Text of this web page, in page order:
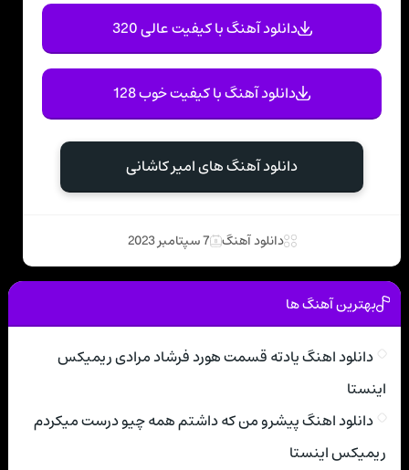
دانلود آهنگ با کیفیت عالی 320
دانلود آهنگ با کیفیت خوب 128
دانلود آهنگ های امیر کاشانی
دانلود آهنگ 7 سپتامبر 2023
بهترین آهنگ ها
دانلود اهنگ یادته قسمت هورد فرشاد مرادی ریمیکس
اینستا
دانلود اهنگ پیشرو من که داشتم همه چیو درست میکردم
ریمیکس اینستا